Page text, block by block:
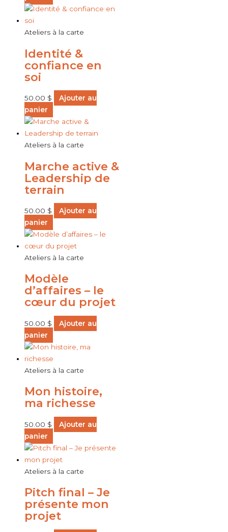
Ateliers à la carte
Identité &
confiance en
soi
50.00 $
Ajouter au
panier
Ateliers à la carte
Marche active &
Leadership de
terrain
50.00 $
Ajouter au
panier
Ateliers à la carte
Modèle
d’affaires – le
cœur du projet
50.00 $
Ajouter au
panier
Ateliers à la carte
Mon histoire,
ma richesse
50.00 $
Ajouter au
panier
Ateliers à la carte
Pitch final – Je
présente mon
projet